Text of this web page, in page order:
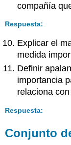
compañía
Respuesta:
Explicar el
medida
Definir
importancia
relaciona
Respuesta:
Conjunto